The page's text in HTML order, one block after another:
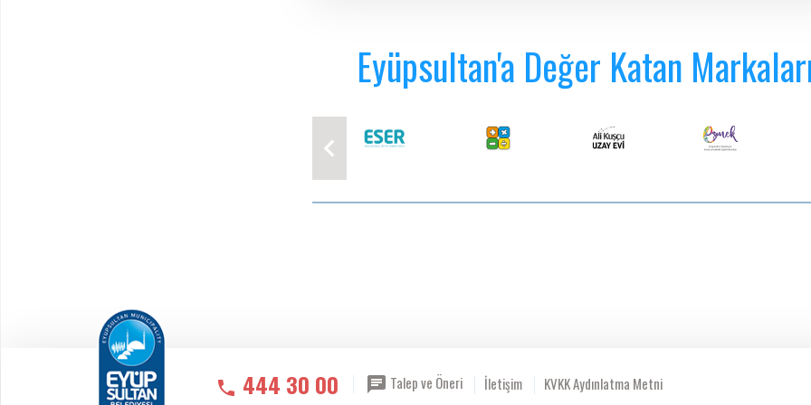
Eyüpsultan'a Değer Katan
444 30 00 Talep ve Öneri İletişim KVKK Aydınlatma Metni